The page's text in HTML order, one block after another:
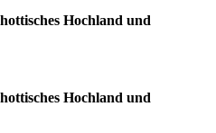
Hochland und
Hochland und